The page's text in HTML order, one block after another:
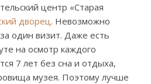
центр «Старая
дворец . Невозможно
один визит. Даже есть
на осмотр каждого
7 лет без сна и отдыха,
музея. Поэтому лучше